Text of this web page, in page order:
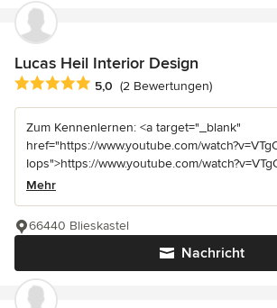
Lucas Heil Interior Design
Durchschnittliche Bewertung: 5 von 5
5,0 (2 Bewertungen)
Zum Kennenlernen: <a target="_blank"
href="https://www.youtube.com/
Iops">https://www.youtube.com/
Mehr
Nachricht
66440 Blieskastel